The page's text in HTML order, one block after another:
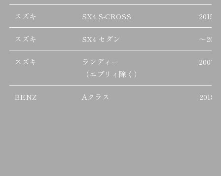
スズキ SX4 S-CROSS 2015/
スズキ SX4 セダン ～
スズキ
ランディー
（エブリィ除く）
2007/
BENZ Aクラス 2018/